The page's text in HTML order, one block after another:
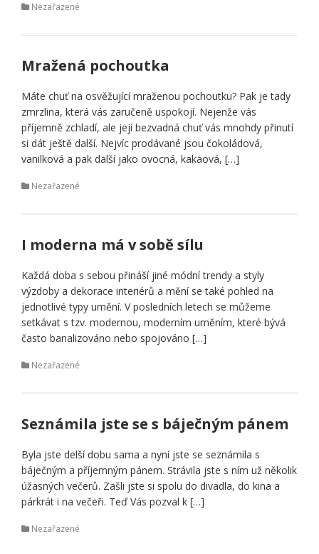
Nezařazené
Mražená pochoutka
Máte chuť na osvěžující mraženou pochoutku? Pak je tady
zmrzlina, která vás zaručeně uspokojí. Nejenže vás
příjemně zchladí, ale její bezvadná chuť vás mnohdy přinutí
si dát ještě další. Nejvíc prodávané jsou čokoládová,
vanilková a pak další jako ovocná, kakaová, […]
Nezařazené
I moderna má v sobě sílu
Každá doba s sebou přináší jiné módní trendy a styly
výzdoby a dekorace interiérů a mění se také pohled na
jednotlivé typy umění. V posledních letech se můžeme
setkávat s tzv. modernou, moderním uměním, které bývá
často banalizováno nebo spojováno […]
Nezařazené
Seznámila jste se s báječným pánem
Byla jste delší dobu sama a nyní jste se seznámila s
báječným a příjemným pánem. Strávila jste s ním už několik
úžasných večerů. Zašli jste si spolu do divadla, do kina a
párkrát i na večeři. Teď Vás pozval k […]
Nezařazené